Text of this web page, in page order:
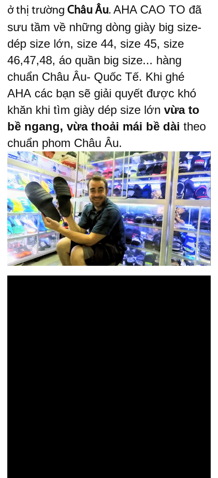
ở thị trường Châu Âu. AHA CAO TO đã
sưu tầm về những dòng giày big size-
dép size lớn, size 44, size 45, size
46,47,48, áo quần big size... hàng
chuẩn Châu Âu- Quốc Tế. Khi ghé
AHA các bạn sẽ giải quyết được khó
khăn khi tìm giày dép size lớn vừa to
bề ngang, vừa thoải mái bề dài theo
chuẩn phom Châu Âu.